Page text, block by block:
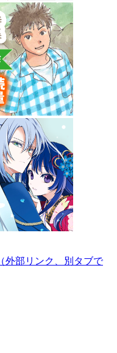
（外部リンク、別タブで